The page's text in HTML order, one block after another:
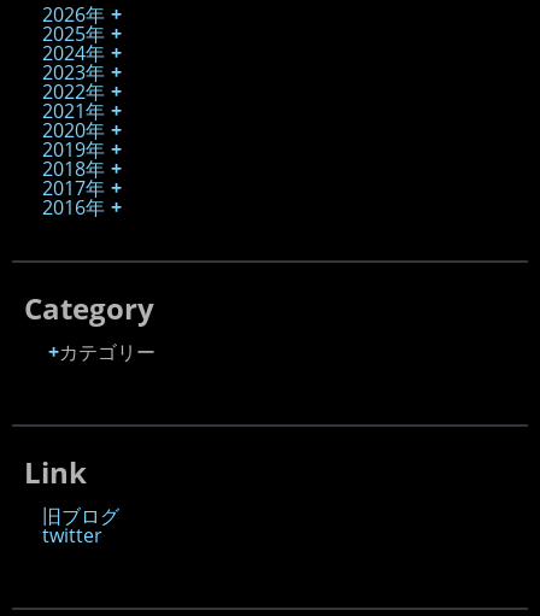
2026年
2025年
2024年
2023年
2022年
2021年
2020年
2019年
2018年
2017年
2016年
Category
カテゴリー
Link
旧ブログ
twitter